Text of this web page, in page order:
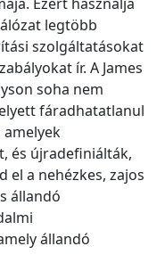
legtöbb
szolgáltatásokat
ír. A James
soha nem
fáradhatatlanul
és újradefiniálták,
el a nehézkes, zajos
állandó
állandó